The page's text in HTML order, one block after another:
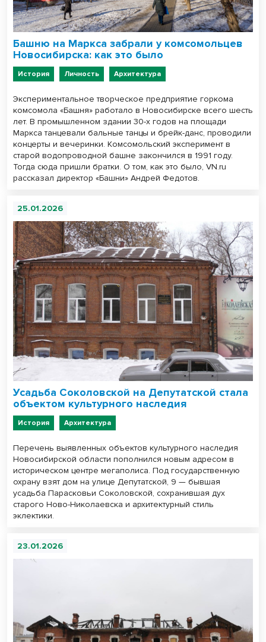
Башню на Маркса забрали у комсомольцев
Новосибирска: как это было
История Личность Архитектура
Экспериментальное творческое предприятие горкома
комсомола «Башня» работало в Новосибирске всего шесть
лет. В промышленном здании 30-х годов на площади
Маркса танцевали бальные танцы и брейк-данс, проводили
концерты и вечеринки. Комсомольский эксперимент в
старой водопроводной башне закончился в 1991 году.
Тогда сюда пришли братки. О том, как это было, VN.ru
рассказал директор «Башни» Андрей Федотов.
25.01.2026
Усадьба Соколовской на Депутатской стала
объектом культурного наследия
История Архитектура
Перечень выявленных объектов культурного наследия
Новосибирской области пополнился новым адресом в
историческом центре мегаполиса. Под государственную
охрану взят дом на улице Депутатской, 9 — бывшая
усадьба Парасковьи Соколовской, сохранившая дух
старого Ново-Николаевска и архитектурный стиль
эклектики.
23.01.2026